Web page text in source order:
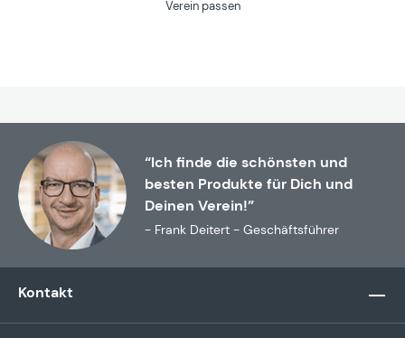
Verein passen
“Ich finde die schönsten und
besten Produkte für Dich und
Deinen Verein!”
- Frank Deitert - Geschäftsführer
Kontakt